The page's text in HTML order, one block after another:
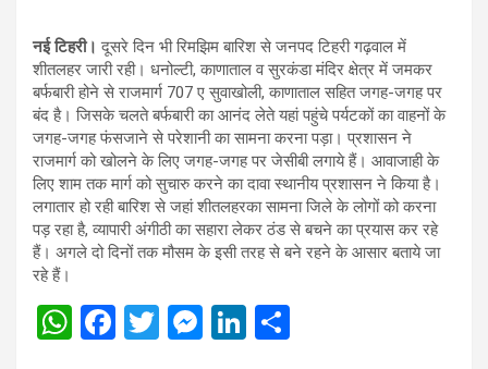
नई टिहरी। दूसरे दिन भी रिमझिम बारिश से जनपद टिहरी गढ़वाल में
शीतलहर जारी रही। धनोल्टी, काणाताल व सुरकंडा मंदिर क्षेत्र में जमकर
बर्फबारी होने से राजमार्ग 707 ए सुवाखोली, काणाताल सहित जगह-जगह पर
बंद है। जिसके चलते बर्फबारी का आनंद लेते यहां पहुंचे पर्यटकों का वाहनों के
जगह-जगह फंसजाने से परेशानी का सामना करना पड़ा। प्रशासन ने
राजमार्ग को खोलने के लिए जगह-जगह पर जेसीबी लगाये हैं। आवाजाही के
लिए शाम तक मार्ग को सुचारु करने का दावा स्थानीय प्रशासन ने किया है।
लगातार हो रही बारिश से जहां शीतलहरका सामना जिले के लोगों को करना
पड़ रहा है, व्यापारी अंगीठी का सहारा लेकर ठंड से बचने का प्रयास कर रहे
हैं। अगले दो दिनों तक मौसम के इसी तरह से बने रहने के आसार बताये जा
रहे हैं।
W F
T
M Li